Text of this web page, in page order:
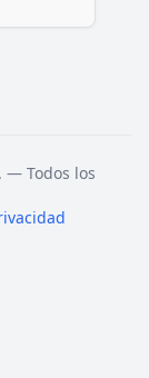
— Todos los